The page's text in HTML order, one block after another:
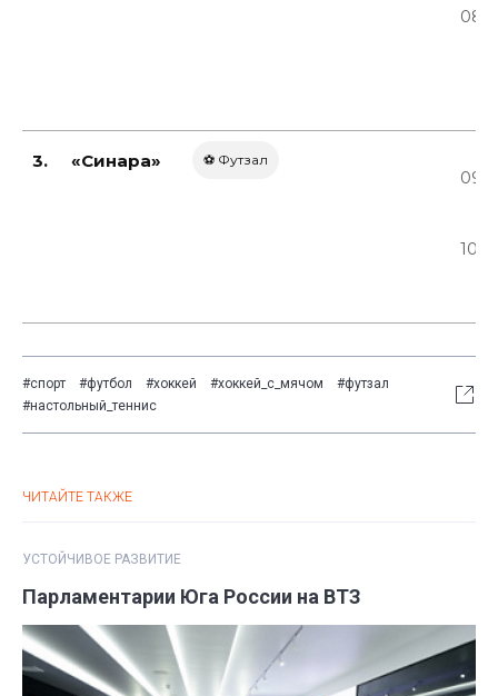
3. «Синара» ⚽ Футзал
#спорт #футбол #хоккей #хоккей_с_мячом
#футзал
#настольный_теннис
ЧИТАЙТЕ ТАКЖЕ
УСТОЙЧИВОЕ РАЗВИТИЕ
Парламентарии Юга России на ВТЗ